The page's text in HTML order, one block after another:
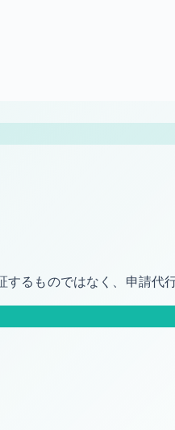
るものではなく、申請代